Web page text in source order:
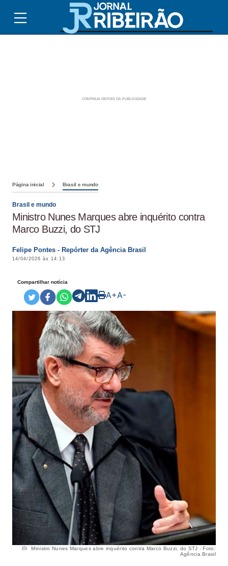
Página inicial Brasil e mundo
Brasil e mundo
Ministro Nunes Marques abre inquérito contra
Marco Buzzi, do STJ
Felipe Pontes - Repórter da Agência Brasil
14/04/2026 às 14:13
Compartilhar notícia
A+A-
Ministro Nunes Marques abre inquérito contra Marco Buzzi, do STJ - Foto:
Agência Brasil